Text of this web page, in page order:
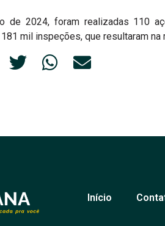
de 2024, foram realizadas 110
mil inspeções, que resultaram
Início